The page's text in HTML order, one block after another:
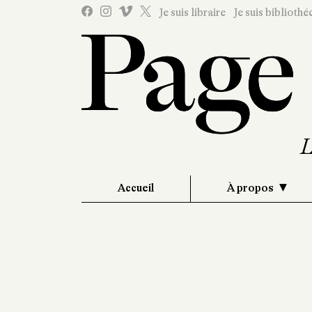
Je suis libraire Je suis
Accueil À propos